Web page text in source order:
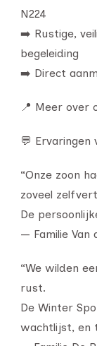
N224
➡️ Rustige,
begeleiding
➡️ Direct
📍 Meer over
💬 Ervaringen
“Onze zoon
zoveel
De
— Familie Van
“We wilden
rust.
De Winter
wachtlijst, en